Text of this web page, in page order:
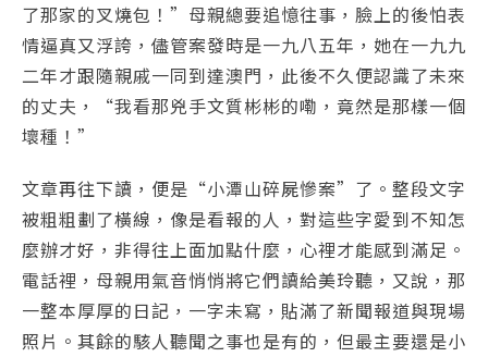
了那家的叉燒包！”母親總要追憶往事，臉上的後怕表
情逼真又浮誇，儘管案發時是一九八五年，她在一九九
二年才跟隨親戚一同到達澳門，此後不久便認識了未來
的丈夫，“我看那兇手文質彬彬的嘞，竟然是那樣一個
壞種！”
文章再往下讀，便是“小潭山碎屍慘案”了。整段文字
被粗粗劃了橫線，像是看報的人，對這些字愛到不知怎
麼辦才好，非得往上面加點什麼，心裡才能感到滿足。
電話裡，母親用氣音悄悄將它們讀給美玲聽，又說，那
一整本厚厚的日記，一字未寫，貼滿了新聞報道與現場
照片。其餘的駭人聽聞之事也是有的，但最主要還是小